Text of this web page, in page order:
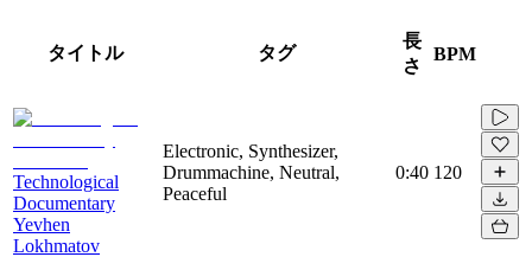
タイトル タグ
長
さ
BPM
Technological
Documentary
Yevhen
Lokhmatov
Electronic, Synthesizer,
Drummachine, Neutral,
Peaceful
0:40 120